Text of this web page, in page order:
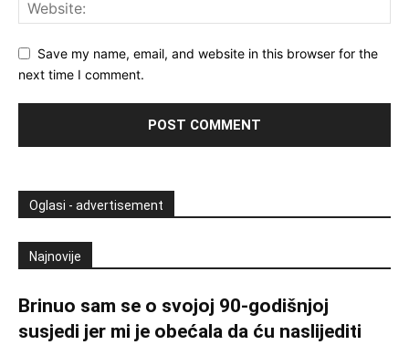
Save my name, email, and website in this browser for the
next time I comment.
Oglasi - advertisement
Najnovije
Brinuo sam se o svojoj 90-godišnjoj
susjedi jer mi je obećala da ću naslijediti